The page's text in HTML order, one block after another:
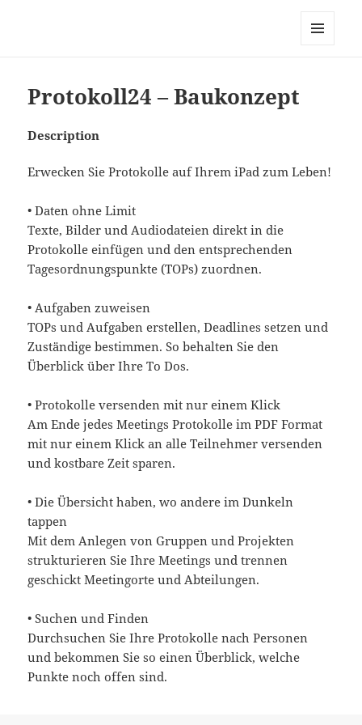
Protokoll24 – Baukonzept
Description
Erwecken Sie Protokolle auf Ihrem iPad zum Leben!
• Daten ohne Limit
Texte, Bilder und Audiodateien direkt in die
Protokolle einfügen und den entsprechenden
Tagesordnungspunkte (TOPs) zuordnen.
• Aufgaben zuweisen
TOPs und Aufgaben erstellen, Deadlines setzen und
Zuständige bestimmen. So behalten Sie den
Überblick über Ihre To Dos.
• Protokolle versenden mit nur einem Klick
Am Ende jedes Meetings Protokolle im PDF Format
mit nur einem Klick an alle Teilnehmer versenden
und kostbare Zeit sparen.
• Die Übersicht haben, wo andere im Dunkeln
tappen
Mit dem Anlegen von Gruppen und Projekten
strukturieren Sie Ihre Meetings und trennen
geschickt Meetingorte und Abteilungen.
• Suchen und Finden
Durchsuchen Sie Ihre Protokolle nach Personen
und bekommen Sie so einen Überblick, welche
Punkte noch offen sind.